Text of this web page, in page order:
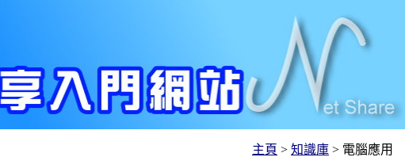
主頁 > 知識庫 > 電腦應用